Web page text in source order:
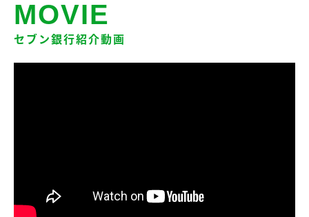
MOVIE
セブン銀行紹介動画